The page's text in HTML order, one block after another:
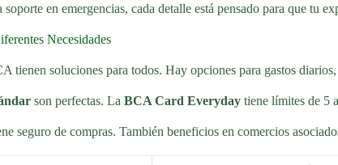
en emergencias, cada detalle está pensado para que tu
Necesidades
tienen soluciones para todos. Hay opciones para gastos
son perfectas. La BCA Card Everyday tiene límites de 5
seguro de compras. También beneficios en comercios